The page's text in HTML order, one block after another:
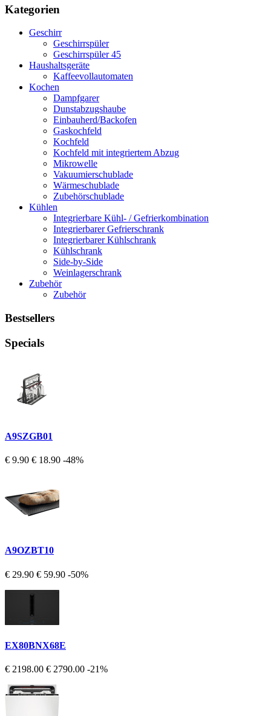
Kategorien
Geschirr
Geschirrspüler
Geschirrspüler 45
Haushaltsgeräte
Kaffeevollautomaten
Kochen
Dampfgarer
Dunstabzugshaube
Einbauherd/Backofen
Gaskochfeld
Kochfeld
Kochfeld mit integriertem Abzug
Mikrowelle
Vakuumierschublade
Wärmeschublade
Zubehörschublade
Kühlen
Integrierbare Kühl- / Gefrierkombination
Integrierbarer Gefrierschrank
Integrierbarer Kühlschrank
Kühlschrank
Side-by-Side
Weinlagerschrank
Zubehör
Zubehör
Bestsellers
Specials
A9SZGB01
€ 9.90 € 18.90 -48%
A9OZBT10
€ 29.90 € 59.90 -50%
EX80BNX68E
€ 2198.00 € 2790.00 -21%